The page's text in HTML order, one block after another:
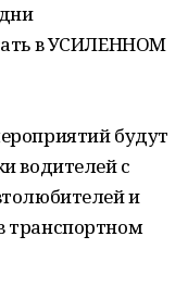
в УСИЛЕННОМ
будут
водителей с
и